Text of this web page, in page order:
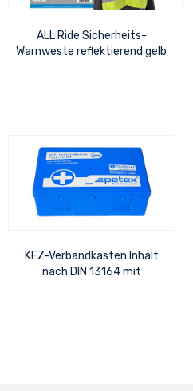
ALL Ride Sicherheits-
Warnweste reflektierend gelb
KFZ-Verbandkasten Inhalt
nach DIN 13164 mit